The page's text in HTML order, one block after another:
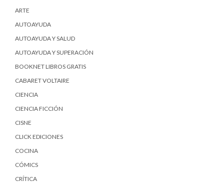
ARTE
AUTOAYUDA
AUTOAYUDA Y SALUD
AUTOAYUDA Y SUPERACIÓN
BOOKNET LIBROS GRATIS
CABARET VOLTAIRE
CIENCIA
CIENCIA FICCIÓN
CISNE
CLICK EDICIONES
COCINA
CÓMICS
CRÍTICA